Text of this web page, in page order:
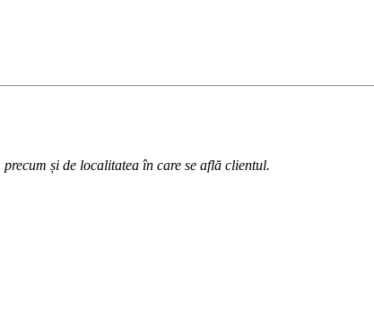
și de localitatea în care se află clientul.